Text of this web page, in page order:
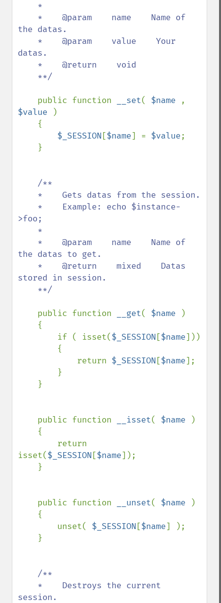
the datas.
datas.
public function __set( $name
$value
)
$_SESSION [$name] = $value;
/**
>foo;
the datas to get.
stored in session.
public function __get( $name
)
        if ( isset(
$_SESSION [$name]))
            return
$_SESSION [$name];
    public function
__isset( $name
)
isset($_SESSION [$name]);
    public function
__unset( $name
)
        unset(
$_SESSION [$name] );
/**
session.